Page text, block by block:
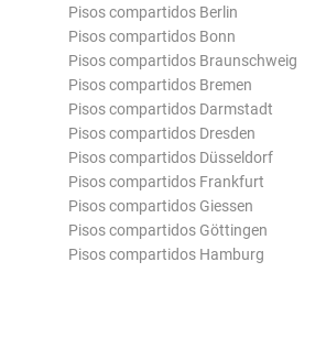
Pisos compartidos Berlin
Pisos compartidos Bonn
Pisos compartidos Braunschweig
Pisos compartidos Bremen
Pisos compartidos Darmstadt
Pisos compartidos Dresden
Pisos compartidos Düsseldorf
Pisos compartidos Frankfurt
Pisos compartidos Giessen
Pisos compartidos Göttingen
Pisos compartidos Hamburg